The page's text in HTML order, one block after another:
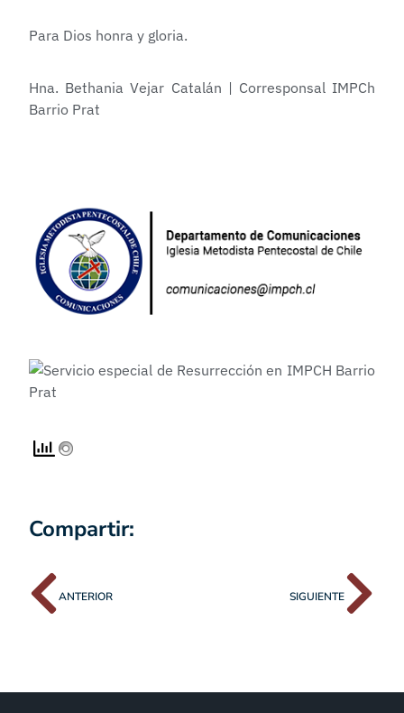
Para Dios honra y gloria.
Hna. Bethania Vejar Catalán | Corresponsal IMPCh
Barrio Prat
Compartir:
ANTERIOR SIGUIENTE